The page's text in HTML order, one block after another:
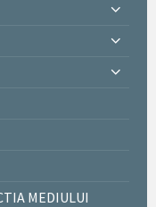
MEDIULUI